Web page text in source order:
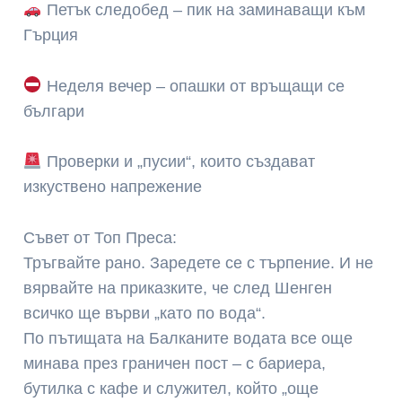
Петък следобед – пик на заминаващи към
Гърция
Неделя вечер – опашки от връщащи се
българи
Проверки и „пусии“, които създават
изкуствено напрежение
Съвет от Топ Преса:
Тръгвайте рано. Заредете се с търпение. И не
вярвайте на приказките, че след Шенген
всичко ще върви „като по вода“.
По пътищата на Балканите водата все още
минава през граничен пост – с бариера,
бутилка с кафе и служител, който „още